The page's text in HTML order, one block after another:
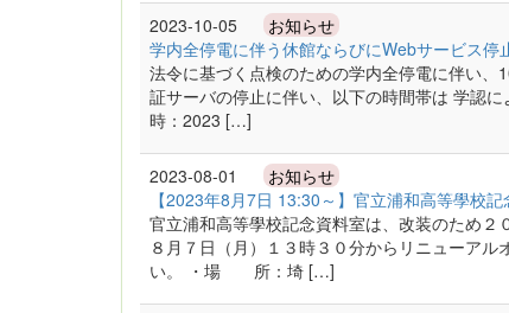
2023-10-05 お知らせ
学内全停電に伴う休館ならびにWebサービス停
法令に基づく点検のための学内全停電に伴い
証サーバの停止に伴い、以下の時間帯は 学認
時：2023 […]
2023-08-01 お知らせ
【2023年8月7日 13:30～】官立浦和高等學校
官立浦和高等學校記念資料室は、改装のため
８月７日（月）１３時３０分からリニューア
い。 ・場 所：埼 […]